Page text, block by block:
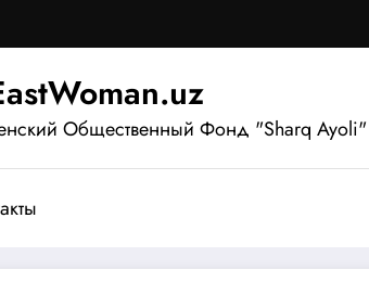
Общественный Фонд "Sharq Ayoli"